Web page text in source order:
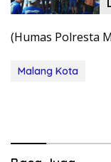
(Humas Polresta
Malang Kota